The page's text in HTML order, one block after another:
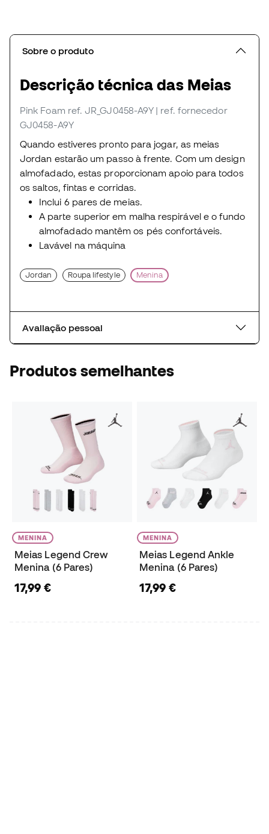
Sobre o produto
Descrição técnica das Meias
Pink Foam ref. JR_GJ0458-A9Y | ref. fornecedor
GJ0458-A9Y
Quando estiveres pronto para jogar, as meias
Jordan estarão um passo à frente. Com um design
almofadado, estas proporcionam apoio para todos
os saltos, fintas e corridas.
Inclui 6 pares de meias.
A parte superior em malha respirável e o fundo
almofadado mantêm os pés confortáveis.
Lavável na máquina
Jordan Roupa lifestyle Menina
Avaliação pessoal
Produtos semelhantes
MENINA
Meias Legend Crew
Menina (6 Pares)
17,99 €
MENINA
Meias Legend Ankle
Menina (6 Pares)
17,99 €